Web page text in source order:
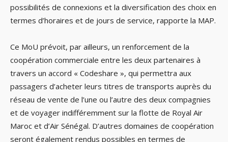
possibilités de connexions et la diversification des choix en
termes d’horaires et de jours de service, rapporte la MAP.
Ce MoU prévoit, par ailleurs, un renforcement de la
coopération commerciale entre les deux partenaires à
travers un accord « Codeshare », qui permettra aux
passagers d’acheter leurs titres de transports auprès du
réseau de vente de l’une ou l’autre des deux compagnies
et de voyager indifféremment sur la flotte de Royal Air
Maroc et d’Air Sénégal. D’autres domaines de coopération
seront également rendus possibles en termes de